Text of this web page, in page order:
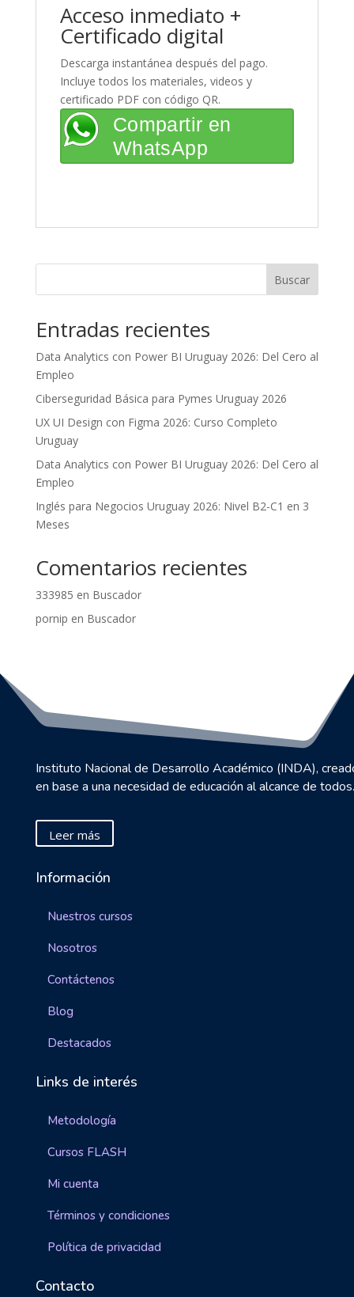
Acceso inmediato +
Certificado digital
Descarga instantánea después del pago.
Incluye todos los materiales, videos y
certificado PDF con código QR.
Compartir en
WhatsApp
Buscar
Entradas recientes
Data Analytics con Power BI Uruguay 2026: Del Cero al
Empleo
Ciberseguridad Básica para Pymes Uruguay 2026
UX UI Design con Figma 2026: Curso Completo
Uruguay
Data Analytics con Power BI Uruguay 2026: Del Cero al
Empleo
Inglés para Negocios Uruguay 2026: Nivel B2-C1 en 3
Meses
Comentarios recientes
333985 en Buscador
pornip en Buscador
Instituto Nacional de Desarrollo Académico (INDA),
en base a una necesidad de educación al alcance de todos.
Leer más
Información
Nuestros cursos
Nosotros
Contáctenos
Blog
Destacados
Links de interés
Metodología
Cursos FLASH
Mi cuenta
Términos y condiciones
Política de privacidad
Contacto